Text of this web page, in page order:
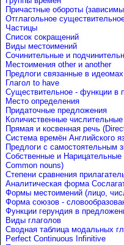
Причастные обороты
Отглагольное
Частицы
Список сокращений
Виды местоимений
Сочинительные и
Местоимения other и another
Предлоги связанные в идеомах
Глагол to have
Существительное - функции в
Место определения
Придаточные предложения
Количиственные
Прямая и косвенная речь
Система времён Английского
Предлоги с самостоятельным
Собственные и
Common nouns)
Степени сравнения
Аналитическая форма
Формы местоимений (лицо,
Форма союзов -
Функции герундия в
Виды глаголов
Сводная таблица модальных
Perfect Continuous Infinitive